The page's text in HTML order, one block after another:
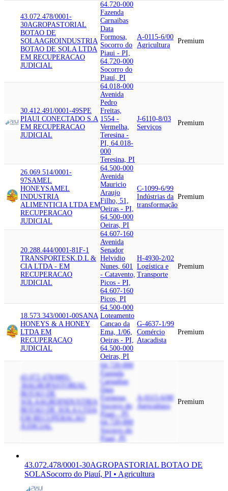
43.072.478/0001-
30AGROPASTORIAL
BOTAO DE
SOLAAGROINDUSTRIA
BOTAO DE SOLA LTDA
EM RECUPERACAO
JUDICIAL
64.720-000
Fazenda
Carnaibas
Data
Formosa,
Socorro do
Piaui - PI,
64.720-000
Socorro do
Piauí, PI
A-0115-6/00
Agricultura
Premium
30.412.491/0001-49SPE
PIAUI CONECTADO S.A
EM RECUPERACAO
JUDICIAL
64.018-000
Avenida
Pedro
Freitas,
1554 -
Vermelha,
Teresina -
PI, 64.018-
000
Teresina, PI
J-6110-8/03
Serviços
Premium
26.069.514/0001-
97SAMEL
HONEYSAMEL
INDUSTRIA
ALIMENTICIA LTDA EM
RECUPERACAO
JUDICIAL
64.500-000
Avenida
Mauricio
Araujo
Filho, 51,
Oeiras - PI,
64.500-000
Oeiras, PI
C-1099-6/99
Indústrias da
transformação
Premium
20.288.444/0001-81F-1
TRANSPORTESK.D.L &
CIA LTDA - EM
RECUPERACAO
JUDICIAL
64.607-160
Avenida
Senador
Helvidio
Nunes, 601
- Catavento,
Picos - PI,
64.607-160
Picos, PI
H-4930-2/02
Logística e
Transporte
Premium
18.573.343/0001-00SANA
HONEYS & A HONEY
LTDA EM
RECUPERACAO
JUDICIAL
64.500-000
Loteamento
Cancao da
Ema, 1/06,
Oeiras - PI,
64.500-000
Oeiras, PI
G-4637-1/99
Comércio
Atacadista
Premium
43.072.478/0001-
30AGROPASTORIAL
BOTAO DE
SOLAAGROINDUSTRIA
BOTAO DE SOLA LTDA
EM RECUPERACAO
JUDICIAL
64.720-000
Fazenda
Carnaibas
Data
Formosa,
Socorro do
Piaui - PI,
64.720-000
Socorro do
Piauí, PI
A-0115-6/00
Agricultura
Premium
43.072.478/0001-30AGROPASTORIAL BOTAO DE
SOLASocorro do Piauí, PI • Agricultura